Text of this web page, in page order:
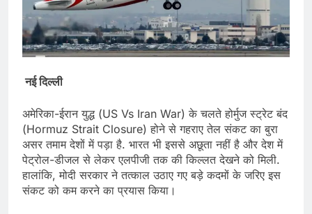
नई दिल्ली
अमेरिका-ईरान युद्ध (US Vs Iran War) के चलते होर्मुज स्ट्रेट बंद
(Hormuz Strait Closure) होने से गहराए तेल संकट का बुरा
असर तमाम देशों में पड़ा है. भारत भी इससे अछूता नहीं है और देश में
पेट्रोल-डीजल से लेकर एलपीजी तक की किल्लत देखने को मिली.
हालांकि, मोदी सरकार ने तत्काल उठाए गए बड़े कदमों के जरिए इस
संकट को कम करने का प्रयास किया।